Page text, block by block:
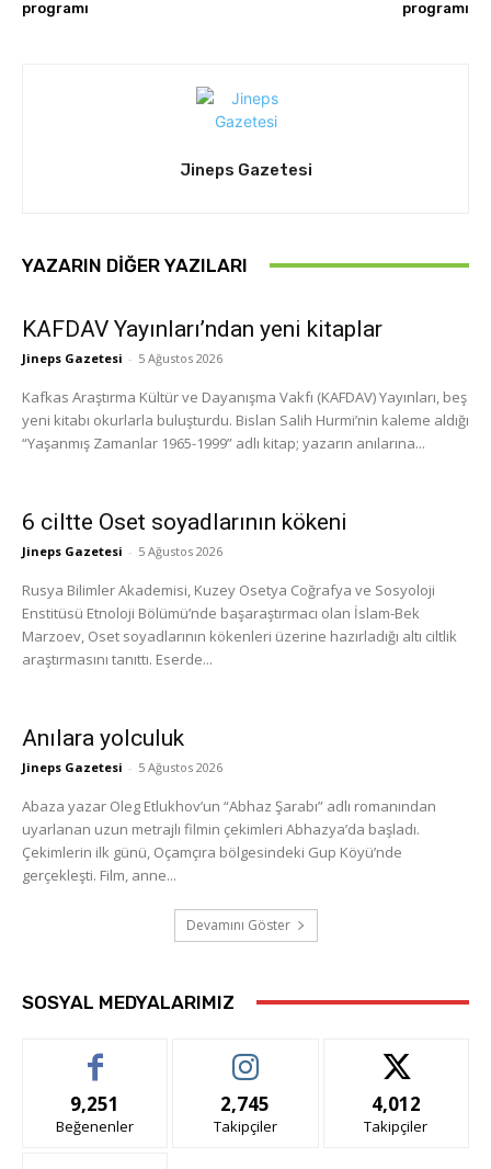
programı programı
Jineps Gazetesi
YAZARIN DIĞER YAZILARI
KAFDAV Yayınları’ndan yeni kitaplar
Jineps Gazetesi - 5 Ağustos 2026
Kafkas Araştırma Kültür ve Dayanışma Vakfı (KAFDAV) Yayınları, beş
yeni kitabı okurlarla buluşturdu. Bislan Salih Hurmi’nin kaleme aldığı
“Yaşanmış Zamanlar 1965-1999” adlı kitap; yazarın anılarına...
6 ciltte Oset soyadlarının kökeni
Jineps Gazetesi - 5 Ağustos 2026
Rusya Bilimler Akademisi, Kuzey Osetya Coğrafya ve Sosyoloji
Enstitüsü Etnoloji Bölümü’nde başaraştırmacı olan İslam-Bek
Marzoev, Oset soyadlarının kökenleri üzerine hazırladığı altı ciltlik
araştırmasını tanıttı. Eserde...
Anılara yolculuk
Jineps Gazetesi - 5 Ağustos 2026
Abaza yazar Oleg Etlukhov’un “Abhaz Şarabı” adlı romanından
uyarlanan uzun metrajlı filmin çekimleri Abhazya’da başladı.
Çekimlerin ilk günü, Oçamçıra bölgesindeki Gup Köyü’nde
gerçekleşti. Film, anne...
Devamını Göster
SOSYAL MEDYALARIMIZ
9,251
Beğenenler
2,745
Takipçiler
4,012
Takipçiler